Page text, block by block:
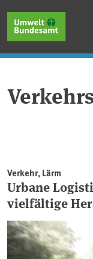
Verkehr, Lärm
Urbane
vielfältige